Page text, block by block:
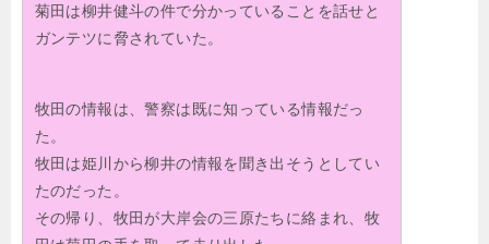
菊田は柳井健斗の件で分かっていることを話せと
ガンテツに脅されていた。
牧田の情報は、警察は既に知っている情報だっ
た。
牧田は姫川から柳井の情報を聞き出そうとしてい
たのだった。
その帰り、牧田が大岸会の三原たちに絡まれ、牧